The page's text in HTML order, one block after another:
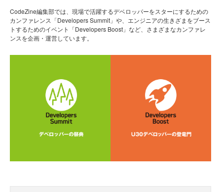
CodeZine編集部では、現場で活躍するデベロッパーをスターにするための
カンファレンス「Developers Summit」や、エンジニアの生きざまをブース
トするためのイベント「Developers Boost」など、さまざまなカンファレ
ンスを企画・運営しています。